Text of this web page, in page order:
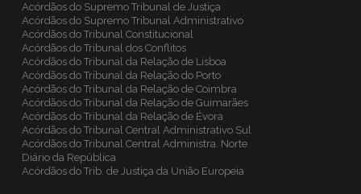
Acórdãos do Supremo Tribunal de Justiça
Acórdãos do Supremo Tribunal Administrativo
Acórdãos do Tribunal Constitucional
Acórdãos do Tribunal dos Conflitos
Acórdãos do Tribunal da Relação de Lisboa
Acórdãos do Tribunal da Relação do Porto
Acórdãos do Tribunal da Relação de Coimbra
Acórdãos do Tribunal da Relação de Guimarães
Acórdãos do Tribunal da Relação de Évora
Acórdãos do Tribunal Central Administrativo Sul
Acórdãos do Tribunal Central Administra. Norte
Diário da República
Acórdãos do Trib. de Justiça da União Europeia